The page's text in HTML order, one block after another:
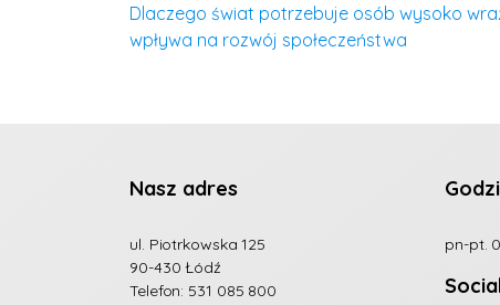
Dlaczego świat potrzebuje osób wysoko
wpływa na rozwój społeczeństwa
Nasz adres
ul. Piotrkowska 125
90-430 Łódź
Telefon: 531 085 800
pn-pt.